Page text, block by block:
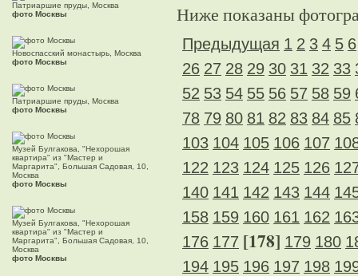
Патриаршие пруды, Москва
фото Москвы
Новоспасский монастырь, Москва
фото Москвы
Патриаршие пруды, Москва
фото Москвы
Музей Булгакова, "Нехорошая
квартира" из "Мастер и
Маргарита", Большая Садовая, 10,
Москва
фото Москвы
Музей Булгакова, "Нехорошая
квартира" из "Мастер и
Маргарита", Большая Садовая, 10,
Москва
фото Москвы
Ниже показаны
Предыдущая 1 2 3 4 5 6
26 27 28 29 30 31 32 33
52 53 54 55 56 57 58 59
78 79 80 81 82 83 84 85
103 104 105 106 107
122 123 124 125 126
140 141 142 143 144
158 159 160 161 162
176 177 [178] 179 180
194 195 196 197 198